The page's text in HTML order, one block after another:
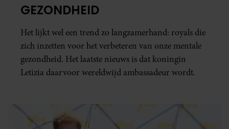
partners voor social media, adverteren en analyse. Deze
informatie die u aan ze heeft verstrekt of die ze hebben
verzameld op basis van uw gebruik van hun services. U
gaat akkoord met onze cookies als u onze website blijft
gebruiken.
GEZONDHEID
Het lijkt wel een trend zo langzamerhand: royals die
zich inzetten voor het verbeteren van onze mentale
gezondheid. Het laatste nieuws is dat koningin
Letizia daarvoor wereldwijd ambassadeur wordt.